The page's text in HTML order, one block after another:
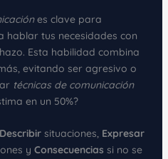
es clave para
hablar tus necesidades con
Esta habilidad combina
evitando ser agresivo o
técnicas de comunicación
en un 50%?
Describirsituaciones, Expresar
y Consecuencias si no se